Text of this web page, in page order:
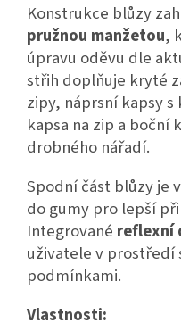
Konstrukce blůzy
pružnou manžetou,
úpravu oděvu dle
střih doplňuje kryté
zipy, náprsní kapsy
kapsa na zip a boční
drobného nářadí.
Spodní část blůzy je
do gumy pro lepší
Integrované reflexní
uživatele v prostředí
podmínkami.
Vlastnosti: